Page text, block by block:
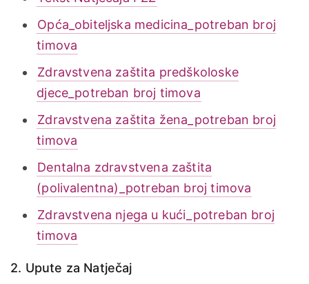
Opća_obiteljska medicina_potreban broj
timova
Zdravstvena zaštita predškoloske
djece_potreban broj timova
Zdravstvena zaštita žena_potreban broj
timova
Dentalna zdravstvena zaštita
(polivalentna)_potreban broj timova
Zdravstvena njega u kući_potreban broj
timova
2. Upute za Natječaj